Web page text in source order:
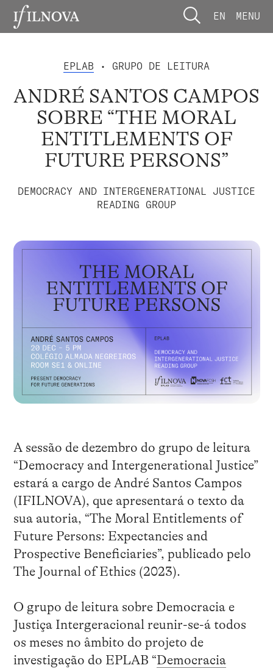
EN MENU
EPLAB • GRUPO DE LEITURA
ANDRÉ SANTOS CAMPOS
SOBRE “THE MORAL
ENTITLEMENTS OF
FUTURE PERSONS”
DEMOCRACY AND INTERGENERATIONAL JUSTICE
READING GROUP
A sessão de dezembro do grupo de leitura
“Democracy and Intergenerational Justice”
estará a cargo de André Santos Campos
(IFILNOVA), que apresentará o texto da
sua autoria, “The Moral Entitlements of
Future Persons: Expectancies and
Prospective Beneficiaries”, publicado pelo
The Journal of Ethics (2023).
O grupo de leitura sobre Democracia e
Justiça Intergeracional reunir-se-á todos
os meses no âmbito do projeto de
investigação do EPLAB “Democracia